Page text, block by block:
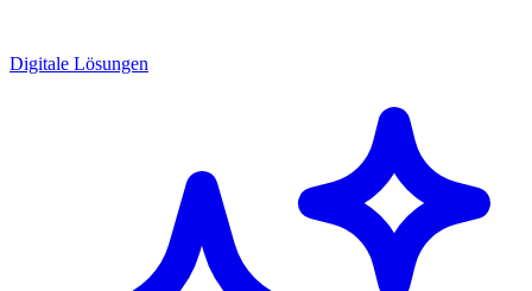
Digitale Lösungen